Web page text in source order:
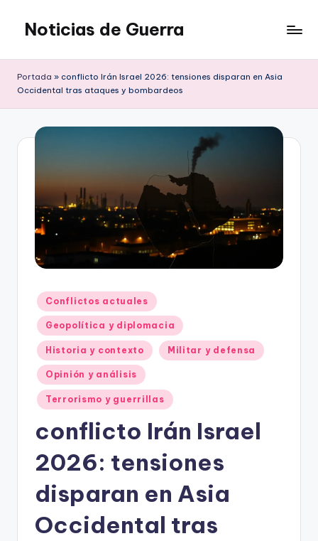
Saltar
contenido
Noticias de Guerra
Portada » conflicto Irán Israel 2026: tensiones disparan en Asia
Occidental tras ataques y bombardeos
Publicado
en
Conflictos actuales
Geopolítica y diplomacia
Historia y contexto Militar y defensa
Opinión y análisis
Terrorismo y guerrillas
conflicto Irán Israel
2026: tensiones
disparan en Asia
Occidental tras